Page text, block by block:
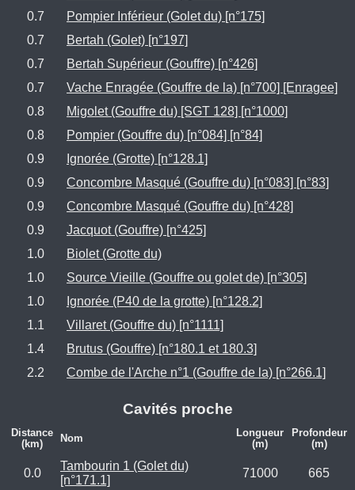
0.7
Pompier Inférieur (Golet du) [n°175]
0.7
Bertah (Golet) [n°197]
0.7
Bertah Supérieur (Gouffre) [n°426]
0.7
Vache Enragée (Gouffre de la) [n°700] [Enragee]
0.8
Migolet (Gouffre du) [SGT 128] [n°1000]
0.8
Pompier (Gouffre du) [n°084] [n°84]
0.9
Ignorée (Grotte) [n°128.1]
0.9
Concombre Masqué (Gouffre du) [n°083] [n°83]
0.9
Concombre Masqué (Gouffre du) [n°428]
0.9
Jacquot (Gouffre) [n°425]
1.0
Biolet (Grotte du)
1.0
Source Vieille (Gouffre ou golet de) [n°305]
1.0
Ignorée (P40 de la grotte) [n°128.2]
1.1
Villaret (Gouffre du) [n°1111]
1.4
Brutus (Gouffre) [n°180.1 et 180.3]
2.2
Combe de l'Arche n°1 (Gouffre de la) [n°266.1]
Cavités proche
Distance
(km)
Nom
Longueur
(m)
Profondeur
(m)
0.0
Tambourin 1 (Golet du)
[n°171.1]
71000 665